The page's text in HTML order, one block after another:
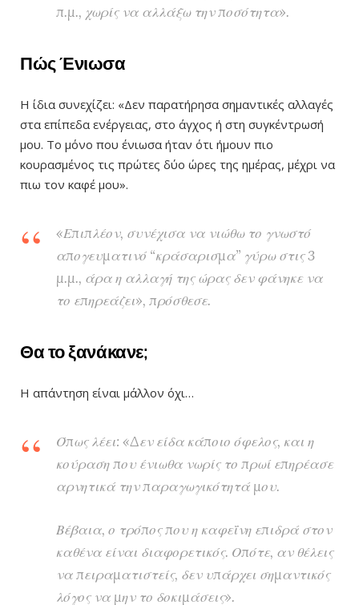
π.μ., χωρίς να αλλάξω την ποσότητα».
Πώς Ένιωσα
Η ίδια συνεχίζει: «Δεν παρατήρησα σημαντικές αλλαγές
στα επίπεδα ενέργειας, στο άγχος ή στη συγκέντρωσή
μου. Το μόνο που ένιωσα ήταν ότι ήμουν πιο
κουρασμένος τις πρώτες δύο ώρες της ημέρας, μέχρι να
πιω τον καφέ μου».
«Επιπλέον, συνέχισα να νιώθω το γνωστό
απογευματινό “κράσαρισμα” γύρω στις 3
μ.μ., άρα η αλλαγή της ώρας δεν φάνηκε να
το επηρεάζει», πρόσθεσε.
Θα το ξανάκανε;
Η απάντηση είναι μάλλον όχι…
Όπως λέει: «Δεν είδα κάποιο όφελος, και η
κούραση που ένιωθα νωρίς το πρωί επηρέασε
αρνητικά την παραγωγικότητά μου.
Βέβαια, ο τρόπος που η καφεΐνη επιδρά στον
καθένα είναι διαφορετικός. Οπότε, αν θέλεις
να πειραματιστείς, δεν υπάρχει σημαντικός
λόγος να μην το δοκιμάσεις».